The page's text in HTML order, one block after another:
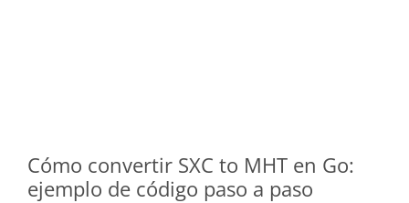
Cómo convertir SXC to MHT en Go:
ejemplo de código paso a paso